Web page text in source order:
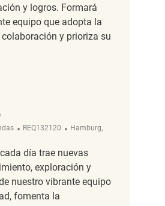
y logros. Formará
equipo que adopta la
y prioriza su
(m/w/d)
ReqId
REQ132120 Ubicación
Hamburg,
día trae nuevas
exploración y
nuestro vibrante equipo
fomenta la